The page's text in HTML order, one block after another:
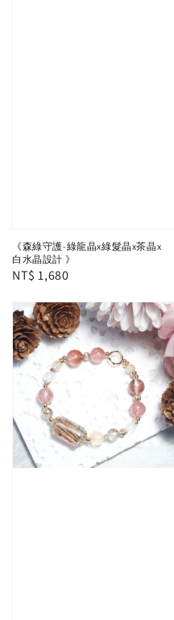
《森綠守護-綠龍晶x綠髮晶x茶晶x
白水晶設計 》
Regular
NT$ 1,680